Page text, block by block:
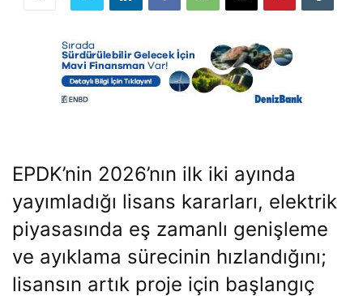
EPDK’nin 2026’nın ilk iki ayında
yayımladığı lisans kararları, elektrik
piyasasında eş zamanlı genişleme
ve ayıklama sürecinin hızlandığını;
lisansın artık proje için başlangıç